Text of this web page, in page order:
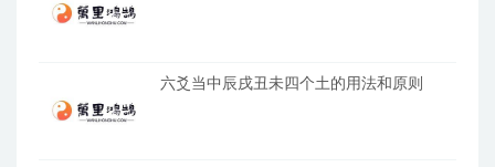
六爻当中辰戌丑未四个土的用法和原则